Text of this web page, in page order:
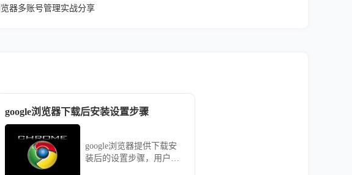
器多账号管理实战分享
google浏览器下载后安装设置步骤
google浏览器提供下载安
装后的设置步骤，用户可